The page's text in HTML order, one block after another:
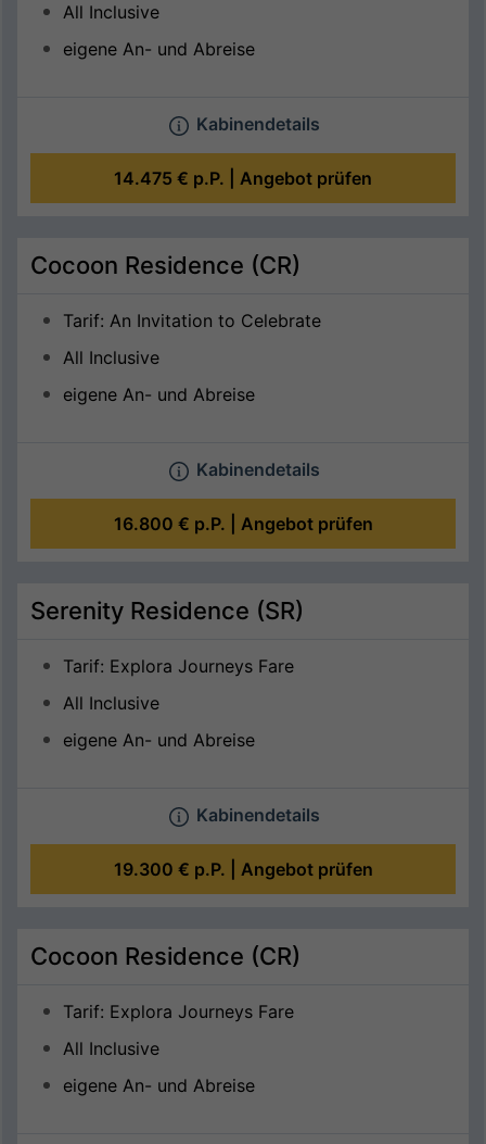
All Inclusive
eigene An- und Abreise
Kabinendetails
14.475 € p.P. | Angebot prüfen
Cocoon Residence (CR)
Tarif: An Invitation to Celebrate
All Inclusive
eigene An- und Abreise
Kabinendetails
16.800 € p.P. | Angebot prüfen
Serenity Residence (SR)
Tarif: Explora Journeys Fare
All Inclusive
eigene An- und Abreise
Kabinendetails
19.300 € p.P. | Angebot prüfen
Cocoon Residence (CR)
Tarif: Explora Journeys Fare
All Inclusive
eigene An- und Abreise